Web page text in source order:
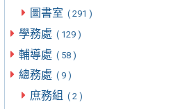
圖書室 ( 291 )
學務處 ( 129 )
輔導處 ( 58 )
總務處 ( 9 )
庶務組 ( 2 )